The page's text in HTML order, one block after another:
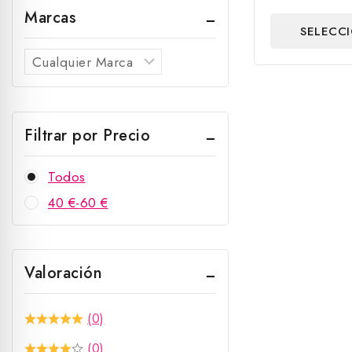
Marcas
Filtrar por Precio
Todos
40€-60€
Valoración
(0)